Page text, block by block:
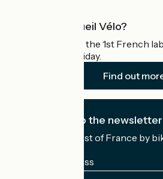
What is Accueil Vélo?
Accueil Vélo is the 1st French
cyclists on holiday.
Find out
I subscribe to the newsletter
Receive the best of France by
My email address